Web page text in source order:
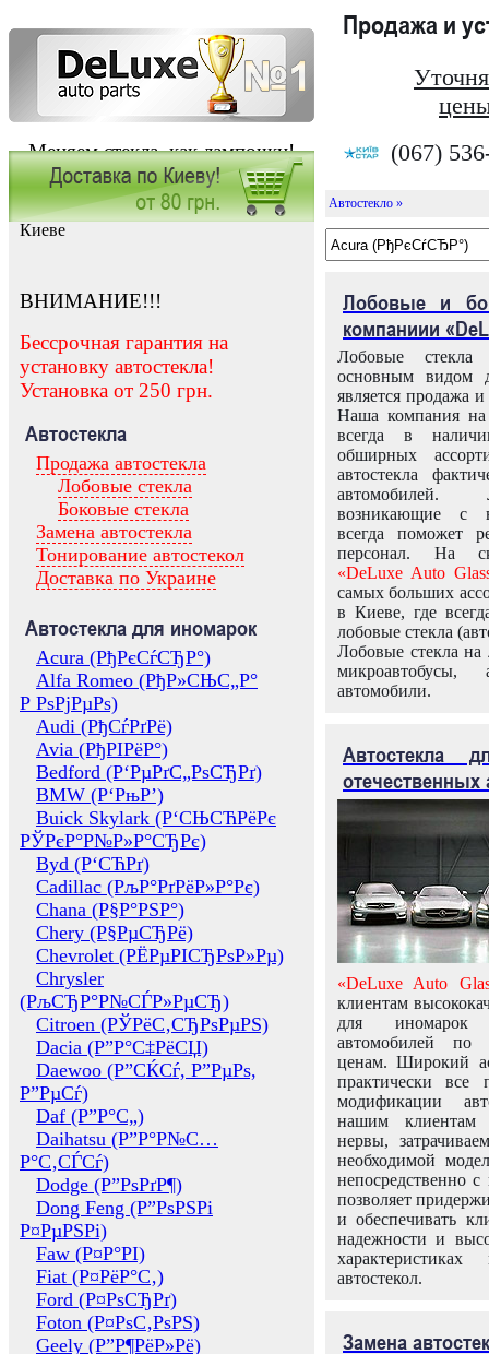
Меняем стекла, как лампочки!
Продажа и
(067)
Заказать установку автостекла в
Киеве
ВНИМАНИЕ!!!
Бессрочная гарантия на
установку автостекла!
Установка от 250 грн.
Автостекла
Продажа автостекла
Лобовые стекла
Боковые стекла
Замена автостекла
Тонирование автостекол
Доставка по Украине
Автостекла для иномарок
Acura (РђРєСѓСЂР°)
Alfa Romeo (РђР»СЊС„Р°
Р РѕРјРµРѕ)
Audi (РђСѓРґРё)
Avia (РђРІРёР°)
Bedford (Р‘РµРґС„РѕСЂРґ)
BMW (Р‘РњР’)
Buick Skylark (Р‘СЊСЋРёРє
РЎРєР°Р№Р»Р°СЂРє)
Byd (Р‘СЋРґ)
Cadillac (РљР°РґРёР»Р°Рє)
Chana (Р§Р°РЅР°)
Chery (Р§РµСЂРё)
Chevrolet (РЁРµРІСЂРѕР»Рµ)
Chrysler
(РљСЂР°Р№СЃР»РµСЂ)
Citroen (РЎРёС‚СЂРѕРµРЅ)
Dacia (Р”Р°С‡РёСЏ)
Daewoo (Р”СЌСѓ, Р”РµРѕ,
Р”РµСѓ)
Daf (Р”Р°С„)
Daihatsu (Р”Р°Р№С…
Р°С‚СЃСѓ)
Dodge (Р”РѕРґР¶)
Dong Feng (Р”РѕРЅРі
Р¤РµРЅРі)
Faw (Р¤Р°РІ)
Fiat (Р¤РёР°С‚)
Ford (Р¤РѕСЂРґ)
Foton (Р¤РѕС‚РѕРЅ)
Geely (Р”Р¶РёР»Рё)
Автостекло »
Лобовые и
компаниии
Лобовые
основным видом
является продажа и
Наша компания на
всегда в
обширных
автостекла
возникающие с
всегда поможет
персонал. На
«DeLuxe Auto
самых больших
в Киеве, где
лобовые стекла
Лобовые стекла на
микроавтобусы,
автомобили.
Автостекла
отечественных
«DeLuxe Auto
клиентам
для иномарок
автомобилей
ценам. Широкий
практически все
модификации
нашим клиентам
нервы,
необходимой
непосредственно
позволяет
и обеспечивать
надежности и
автостекол.
Замена